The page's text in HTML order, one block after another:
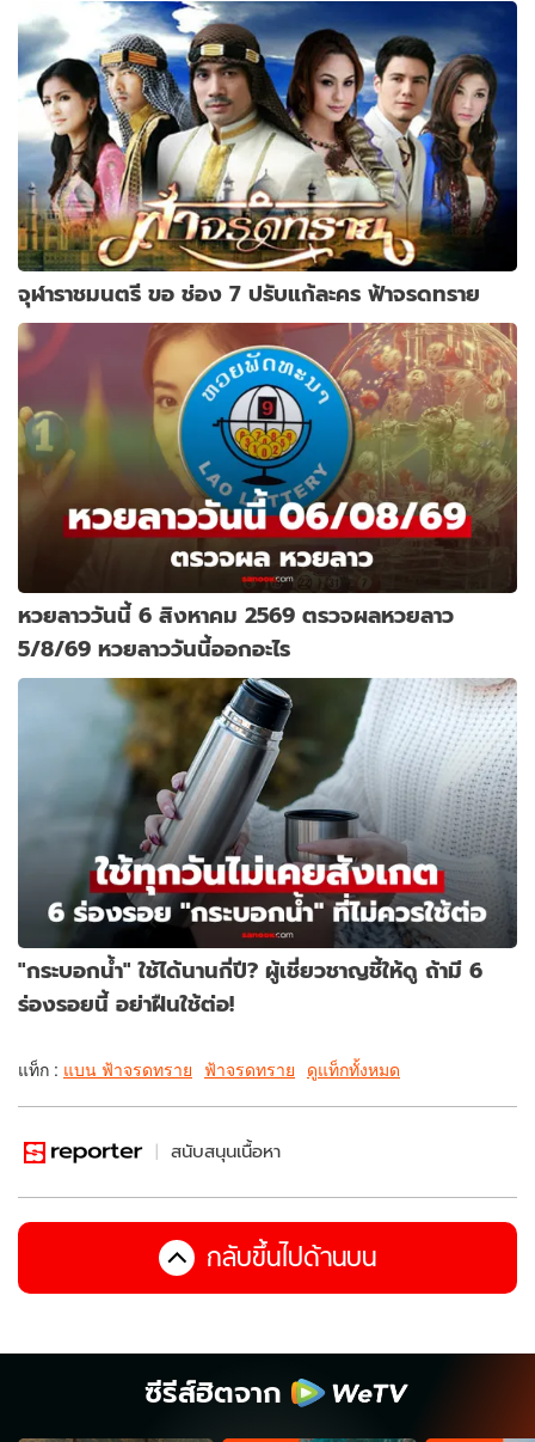
จุฬาราชมนตรี ขอ ช่อง 7 ปรับแก้ละคร ฟ้าจรดทราย
หวยลาววันนี้ 6 สิงหาคม 2569 ตรวจผลหวยลาว
5/8/69 หวยลาววันนี้ออกอะไร
"กระบอกน้ำ" ใช้ได้นานกี่ปี? ผู้เชี่ยวชาญชี้ให้ดู ถ้ามี 6
ร่องรอยนี้ อย่าฝืนใช้ต่อ!
แท็ก : แบน ฟ้าจรดทราย ฟ้าจรดทราย ดูแท็กทั้งหมด
สนับสนุนเนื้อหา
กลับขึ้นไปด้านบน
ซีรีส์ฮิตจาก